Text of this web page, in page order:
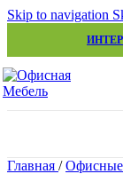
Skip to navigation
Главная / Офисные